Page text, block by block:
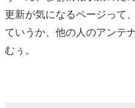
更新が気になるページって
ていうか、他の人のアンテ
むぅ。